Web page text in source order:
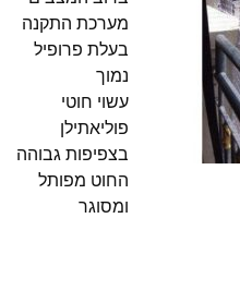
מערכת התקנה
בעלת פרופיל
נמוך
עשוי חוטי
פוליאתילן
בצפיפות גבוהה
החוט מפותל
ומסוגר